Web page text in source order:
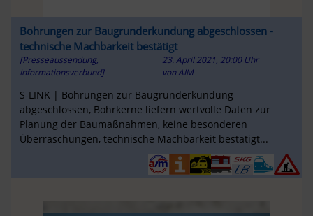
Bohrungen zur Baugrunderkundung abgeschlossen -
technische Machbarkeit bestätigt
[Presseaussendung,
Informationsverbund]
23. April 2021, 20:00 Uhr
vonAIM
S-LINK | Bohrungen zur Baugrunderkundung
abgeschlossen, Bohrkerne liefern wertvolle Daten zur
Planung der Baumaßnahmen, keine besonderen
Überraschungen, technische Machbarkeit bestätigt...